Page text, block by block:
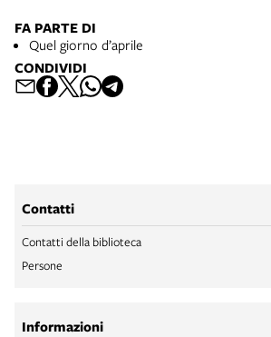
FA PARTE DI
Quel giorno d’aprile
CONDIVIDI
Contatti
Contatti della biblioteca
Persone
Informazioni